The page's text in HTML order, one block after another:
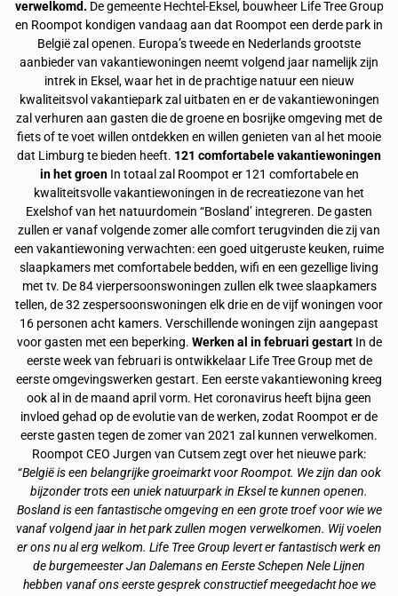
verwelkomd. De gemeente Hechtel-Eksel, bouwheer Life Tree Group
en Roompot kondigen vandaag aan dat Roompot een derde park in
België zal openen. Europa’s tweede en Nederlands grootste
aanbieder van vakantiewoningen neemt volgend jaar namelijk zijn
intrek in Eksel, waar het in de prachtige natuur een nieuw
kwaliteitsvol vakantiepark zal uitbaten en er de vakantiewoningen
zal verhuren aan gasten die de groene en bosrijke omgeving met de
fiets of te voet willen ontdekken en willen genieten van al het mooie
dat Limburg te bieden heeft. 121 comfortabele vakantiewoningen
in het groenIn totaal zal Roompot er 121 comfortabele en
kwaliteitsvolle vakantiewoningen in de recreatiezone van het
Exelshof van het natuurdomein “Bosland’ integreren. De gasten
zullen er vanaf volgende zomer alle comfort terugvinden die zij van
een vakantiewoning verwachten: een goed uitgeruste keuken, ruime
slaapkamers met comfortabele bedden, wifi en een gezellige living
met tv. De 84 vierpersoonswoningen zullen elk twee slaapkamers
tellen, de 32 zespersoonswoningen elk drie en de vijf woningen voor
16 personen acht kamers. Verschillende woningen zijn aangepast
voor gasten met een beperking. Werken al in februari gestartIn de
eerste week van februari is ontwikkelaar Life Tree Group met de
eerste omgevingswerken gestart. Een eerste vakantiewoning kreeg
ook al in de maand april vorm. Het coronavirus heeft bijna geen
invloed gehad op de evolutie van de werken, zodat Roompot er de
eerste gasten tegen de zomer van 2021 zal kunnen verwelkomen.
Roompot CEO Jurgen van Cutsem zegt over het nieuwe park:
“België is een belangrijke groeimarkt voor Roompot. We zijn dan ook
bijzonder trots een uniek natuurpark in Eksel te kunnen openen.
Bosland is een fantastische omgeving en een grote troef voor wie we
vanaf volgend jaar in het park zullen mogen verwelkomen. Wij voelen
er ons nu al erg welkom. Life Tree Group levert er fantastisch werk en
de burgemeester Jan Dalemans en Eerste Schepen Nele Lijnen
hebben vanaf ons eerste gesprek constructief meegedacht hoe we